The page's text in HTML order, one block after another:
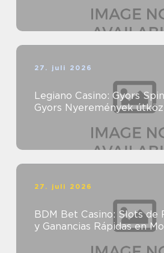
27. juli 2026
Legiano Casino: Gyors
Gyors Nyeremények
27. juli 2026
BDM Bet Casino: Slots de
y Ganancias Rápidas en